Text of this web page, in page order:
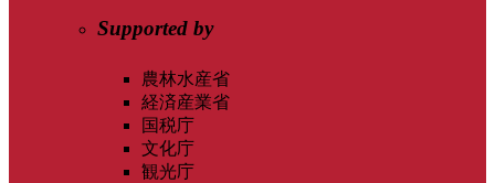
Supported by
農林水産省
経済産業省
国税庁
文化庁
観光庁